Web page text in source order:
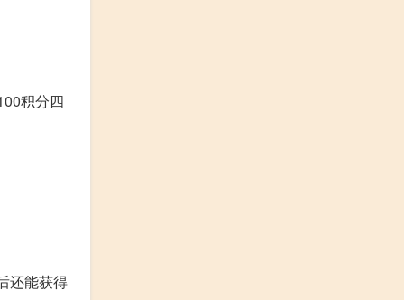
积分四
还能获得